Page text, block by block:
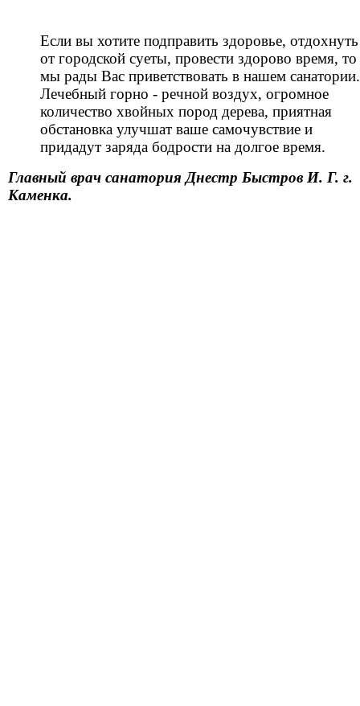
Если вы хотите подправить здоровье, отдохнуть
от городской суеты, провести здорово время, то
мы рады Вас приветствовать в нашем санатории.
Лечебный горно - речной воздух, огромное
количество хвойных пород дерева, приятная
обстановка улучшат ваше самочувствие и
придадут заряда бодрости на долгое время.
Главный врач санатория Днестр Быстров И. Г. г.
Каменка.